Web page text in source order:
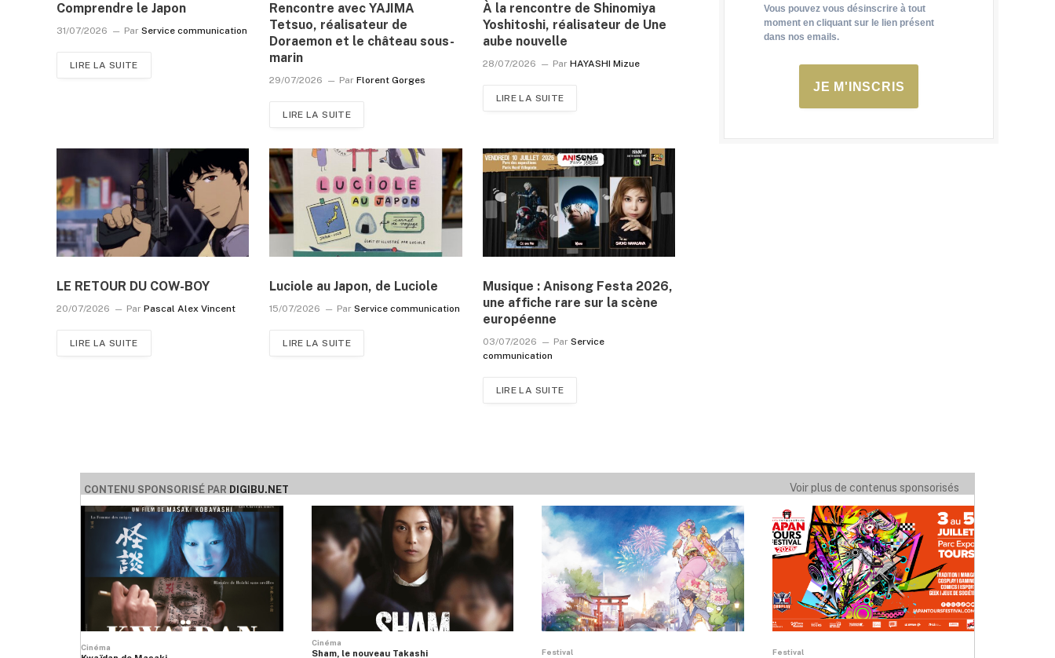
Comprendre le Japon
31/07/2026 Par Service communication
LIRE LA SUITE
Rencontre avec YAJIMA
Tetsuo, réalisateur de
Doraemon et le château sous-
marin
29/07/2026 Par Florent Gorges
LIRE LA SUITE
À la rencontre de Shinomiya
Yoshitoshi, réalisateur de Une
aube nouvelle
28/07/2026 Par HAYASHI Mizue
LIRE LA SUITE
LE RETOUR DU COW-BOY
20/07/2026 Par Pascal Alex Vincent
LIRE LA SUITE
Luciole au Japon, de Luciole
15/07/2026 Par Service communication
LIRE LA SUITE
Musique : Anisong Festa 2026,
une affiche rare sur la scène
européenne
03/07/2026 Par Service
communication
LIRE LA SUITE
Vous pouvez vous désinscrire à tout
moment en cliquant sur le lien présent
dans nos emails.
JE M'INSCRIS
CONTENU SPONSORISÉ PAR DIGIBU.NET Voir plus de contenus sponsorisés
Cinéma
Cinéma
Sham, le nouveau Takashi
Festival Festival